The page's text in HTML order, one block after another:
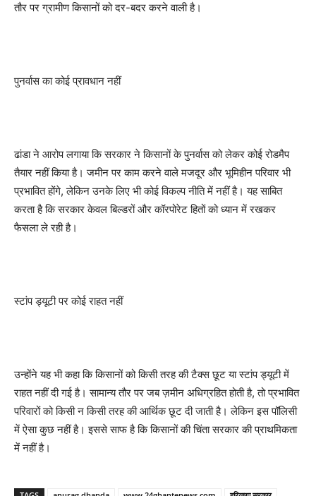
तौर पर ग्रामीण किसानों को दर-बदर करने वाली है।
पुनर्वास का कोई प्रावधान नहीं
ढांडा ने आरोप लगाया कि सरकार ने किसानों के पुनर्वास को लेकर कोई रोडमैप
तैयार नहीं किया है। जमीन पर काम करने वाले मजदूर और भूमिहीन परिवार भी
प्रभावित होंगे, लेकिन उनके लिए भी कोई विकल्प नीति में नहीं है। यह साबित
करता है कि सरकार केवल बिल्डरों और कॉरपोरेट हितों को ध्यान में रखकर
फैसला ले रही है।
स्टांप ड्यूटी पर कोई राहत नहीं
उन्होंने यह भी कहा कि किसानों को किसी तरह की टैक्स छूट या स्टांप ड्यूटी में
राहत नहीं दी गई है। सामान्य तौर पर जब ज़मीन अधिग्रहित होती है, तो प्रभावित
परिवारों को किसी न किसी तरह की आर्थिक छूट दी जाती है। लेकिन इस पॉलिसी
में ऐसा कुछ नहीं है। इससे साफ है कि किसानों की चिंता सरकार की प्राथमिकता
में नहीं है।